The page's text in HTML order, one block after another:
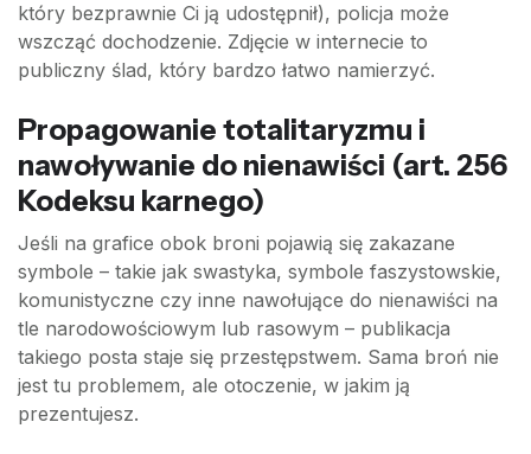
który bezprawnie Ci ją udostępnił), policja może
wszcząć dochodzenie. Zdjęcie w internecie to
publiczny ślad, który bardzo łatwo namierzyć.
Propagowanie totalitaryzmu i
nawoływanie do nienawiści (art. 256
Kodeksu karnego)
Jeśli na grafice obok broni pojawią się zakazane
symbole – takie jak swastyka, symbole faszystowskie,
komunistyczne czy inne nawołujące do nienawiści na
tle narodowościowym lub rasowym – publikacja
takiego posta staje się przestępstwem. Sama broń nie
jest tu problemem, ale otoczenie, w jakim ją
prezentujesz.